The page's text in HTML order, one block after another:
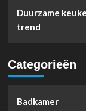
Duurzame
trend
Categorieën
Badkamer